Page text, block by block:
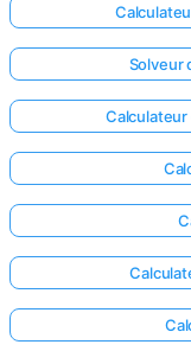
Solveur